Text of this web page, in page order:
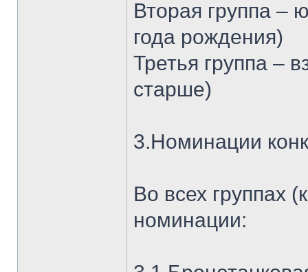
Вторая группа –
года рождения)
Третья группа –
старше)
3.Номинации
Во всех группах
номинации: